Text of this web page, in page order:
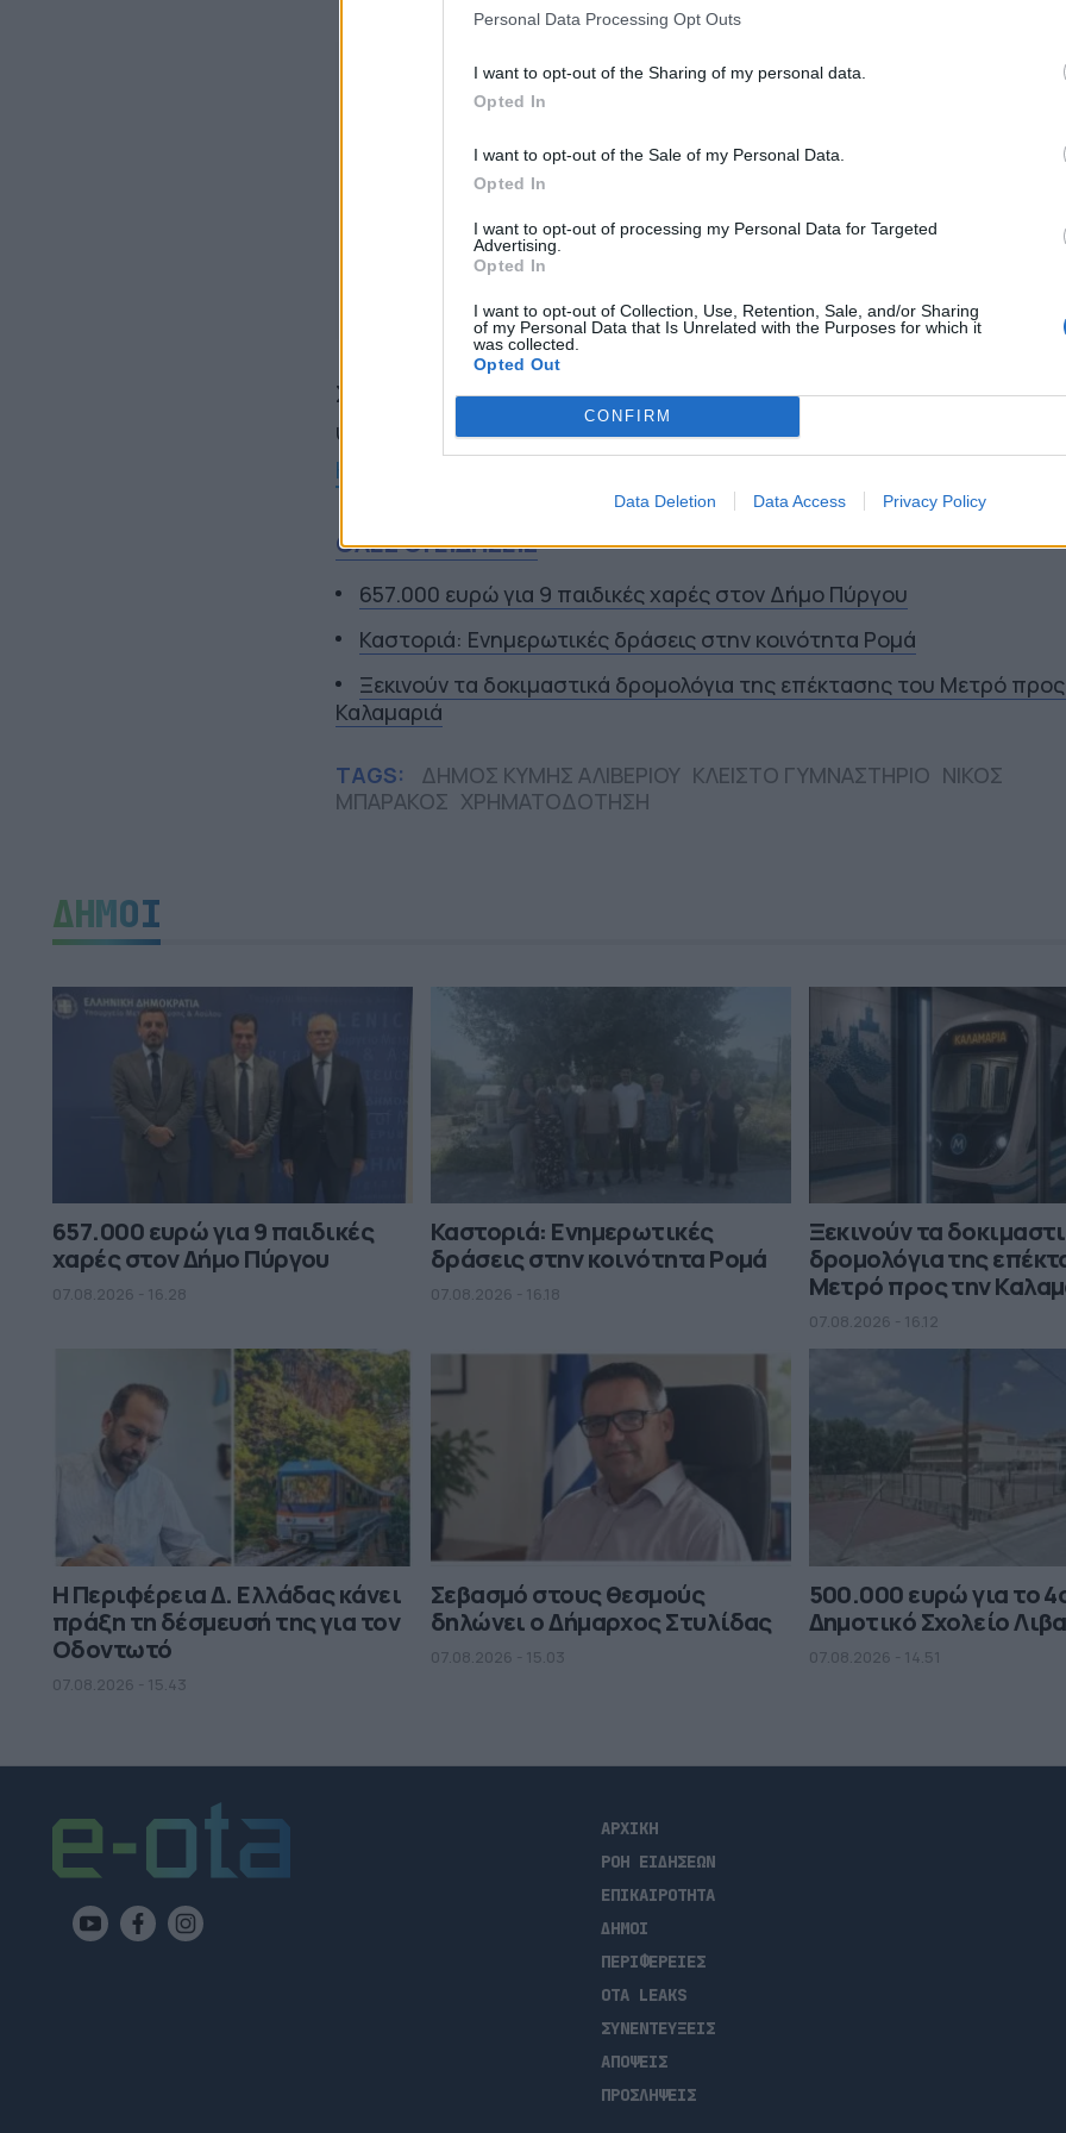
Personal Data Processing Opt Outs
I want to opt-out of the Sharing of my personal data.
Opted In
I want to opt-out of the Sale of my Personal Data.
Opted In
I want to opt-out of processing my Personal Data for Targeted
Advertising.
Opted In
I want to opt-out of Collection, Use, Retention, Sale, and/or Sharing
of my Personal Data that Is Unrelated with the Purposes for which it
was collected.
Opted Out
CONFIRM
Data Deletion Data Access Privacy Policy
Στην ίδια υπουργική απόφαση εξασφαλίστηκε και
ύψους 200.000 ευρώ για παρεμβάσεις αναβάθμισης στο
Κριεζών
ΟΛΕΣ ΟΙ ΕΙΔΗΣΕΙΣ
657.000 ευρώ για 9 παιδικές χαρές στον Δήμο Πύργου
Καστοριά: Ενημερωτικές δράσεις στην κοινότητα Ρομά
Ξεκινούν τα δοκιμαστικά δρομολόγια της επέκτασης του Μετρό
Καλαμαριά
TAGS: ΔΗΜΟΣ ΚΥΜΗΣ ΑΛΙΒΕΡΙΟΥ ΚΛΕΙΣΤΟ ΓΥΜΝΑΣΤΗΡΙΟ ΝΙΚΟΣ
ΜΠΑΡΑΚΟΣ ΧΡΗΜΑΤΟΔΟΤΗΣΗ
ΔΗΜΟΙ
657.000 ευρώ για 9 παιδικές
χαρές στον Δήμο Πύργου
07.08.2026 - 16.28
Καστοριά: Ενημερωτικές
δράσεις στην κοινότητα Ρομά
07.08.2026 - 16.18
Ξεκινούν τα
δρομολόγια της
Μετρό προς την
07.08.2026 - 16.12
Η Περιφέρεια Δ. Ελλάδας κάνει
πράξη τη δέσμευσή της για τον
Οδοντωτό
07.08.2026 - 15.43
Σεβασμό στους θεσμούς
δηλώνει ο Δήμαρχος Στυλίδας
07.08.2026 - 15.03
500.000 ευρώ για το
Δημοτικό Σχολείο
07.08.2026 - 14.51
ΑΡΧΙΚΗ
ΡΟΗ ΕΙΔΗΣΕΩΝ
ΕΠΙΚΑΙΡΟΤΗΤΑ
ΔΗΜΟΙ
ΠΕΡΙΦΕΡΕΙΕΣ
OTA LEAKS
ΣΥΝΕΝΤΕΥΞΕΙΣ
ΑΠΟΨΕΙΣ
ΠΡΟΣΛΗΨΕΙΣ